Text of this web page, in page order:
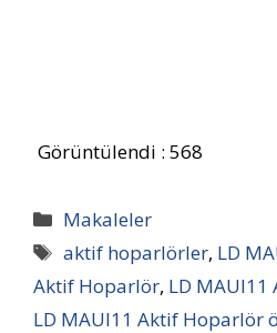
Görüntülendi : 568
Kategoriler
Makaleler
Etiketler
aktif hoparlörler, LD
Aktif Hoparlör, LD
LD MAUI11 Aktif Hoparlör